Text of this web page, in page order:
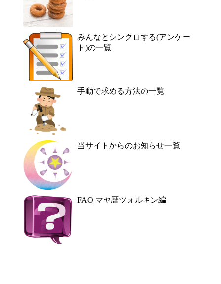
みんなとシンクロする(アンケー
ト)の一覧
手動で求める方法の一覧
当サイトからのお知らせ一覧
FAQ マヤ暦ツォルキン編